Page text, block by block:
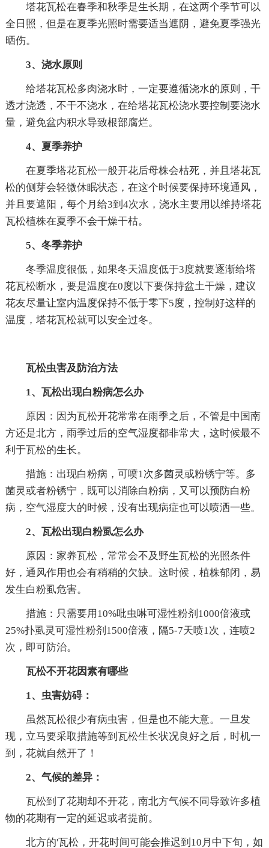
塔花瓦松在春季和秋季是生长期，在这两个季节可以
全日照，但是在夏季光照时需要适当遮阴，避免夏季强光
晒伤。
3、浇水原则
给塔花瓦松多肉浇水时，一定要遵循浇水的原则，干
透才浇透，不干不浇水，在给塔花瓦松浇水要控制要浇水
量，避免盆内积水导致根部腐烂。
4、夏季养护
在夏季塔花瓦松一般开花后母株会枯死，并且塔花瓦
松的侧芽会轻微休眠状态，在这个时候要保持环境通风，
并且要遮阳，每个月给3到4次水，浇水主要用以维持塔花
瓦松植株在夏季不会干燥干枯。
5、冬季养护
冬季温度很低，如果冬天温度低于3度就要逐渐给塔
花瓦松断水，要是温度在0度以下要保持盆土干燥，建议
花友尽量让室内温度保持不低于零下5度，控制好这样的
温度，塔花瓦松就可以安全过冬。
瓦松虫害及防治方法
1、瓦松出现白粉病怎么办
原因：因为瓦松开花常常在雨季之后，不管是中国南
方还是北方，雨季过后的空气湿度都非常大，这时候最不
利于瓦松的生长。
措施：出现白粉病，可喷1次多菌灵或粉锈宁等。多
菌灵或者粉锈宁，既可以消除白粉病，又可以预防白粉
病，空气湿度大的时候，没有出现病症也可以喷洒一些。
2、瓦松出现白粉虱怎么办
原因：家养瓦松，常常会不及野生瓦松的光照条件
好，通风作用也会有稍稍的欠缺。这时候，植株郁闭，易
发生白粉虱危害。
措施：只需要用10%吡虫啉可湿性粉剂1000倍液或
25%扑虱灵可湿性粉剂1500倍液，隔5-7天喷1次，连喷2
次，即可防治。
瓦松不开花因素有哪些
1、虫害妨碍：
虽然瓦松很少有病虫害，但是也不能大意。一旦发
现，立马要采取措施等到瓦松生长状况良好之后，时机一
到，花就自然开了！
2、气候的差异：
瓦松到了花期却不开花，南北方气候不同导致许多植
物的花期有一定的延迟或者提前。
北方的'瓦松，开花时间可能会推迟到10月中下旬，如